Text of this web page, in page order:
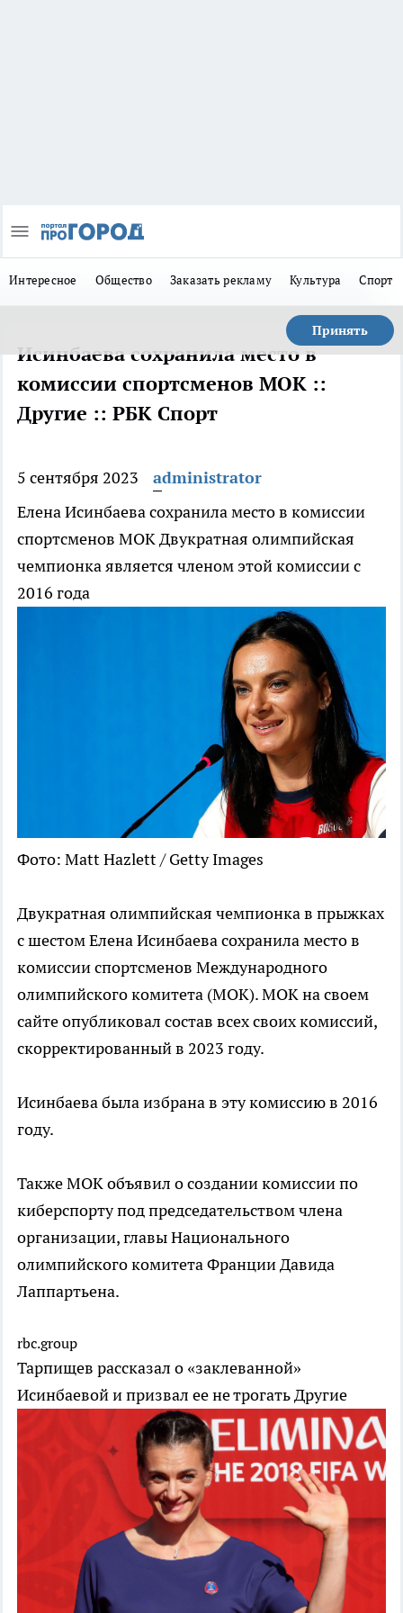
Интересное Общество Заказать рекламу Культура Спорт
Принять
Исинбаева сохранила место в
комиссии спортсменов МОК ::
Другие :: РБК Спорт
5 сентября 2023
administrator
Елена Исинбаева сохранила место в комиссии
спортсменов МОКДвукратная олимпийская
чемпионка является членом этой комиссии с
2016 года
Фото: Matt Hazlett / Getty Images
Двукратная олимпийская чемпионка в прыжках
с шестом Елена Исинбаева сохранила место в
комиссии спортсменов Международного
олимпийского комитета (МОК). МОК на своем
сайте опубликовал состав всех своих комиссий,
скорректированный в 2023 году.
Исинбаева была избрана в эту комиссию в 2016
году.
Также МОК объявил о создании комиссии по
киберспорту под председательством члена
организации, главы Национального
олимпийского комитета Франции Давида
Лаппартьена.
rbc.group
Тарпищев рассказал о «заклеванной»
Исинбаевой и призвал ее не трогать Другие